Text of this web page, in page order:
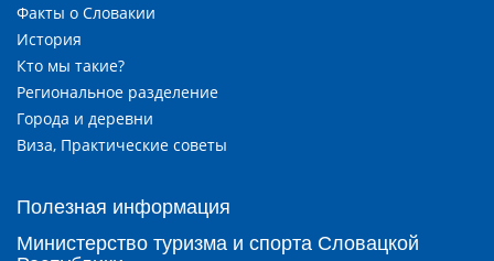
Факты о Словакии
История
Кто мы такие?
Региональное разделение
Города и деревни
Виза, Практические советы
Полезная информация
Министерство туризма и спорта Словацкой